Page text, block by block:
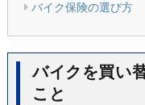
バイク保険の選び方
バイクを買い
こと